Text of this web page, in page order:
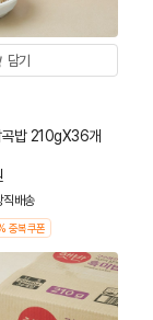
담기
밥 210gX36개
직배송
중복쿠폰